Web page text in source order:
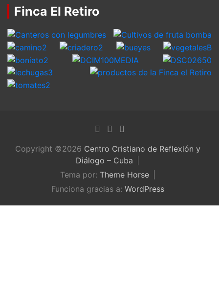
Finca El Retiro
Copyright ©2026 Centro Cristiano de Reflexión y
Diálogo – Cuba
Tema por: Theme Horse
Funciona gracias a: WordPress